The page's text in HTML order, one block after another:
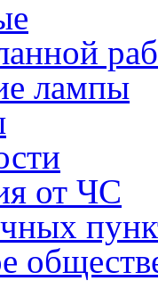
лампы
от ЧС